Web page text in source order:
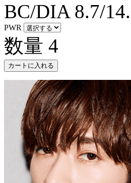
BC/DIA 8.7/
PWR
数量 4
カートに入れる